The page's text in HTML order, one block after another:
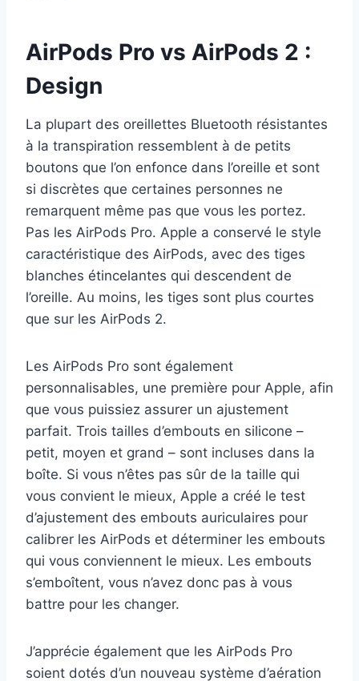
AirPods Pro vs AirPods 2 :
Design
La plupart des oreillettes Bluetooth résistantes
à la transpiration ressemblent à de petits
boutons que l’on enfonce dans l’oreille et sont
si discrètes que certaines personnes ne
remarquent même pas que vous les portez.
Pas les AirPods Pro. Apple a conservé le style
caractéristique des AirPods, avec des tiges
blanches étincelantes qui descendent de
l’oreille. Au moins, les tiges sont plus courtes
que sur les AirPods 2.
Les AirPods Pro sont également
personnalisables, une première pour Apple, afin
que vous puissiez assurer un ajustement
parfait. Trois tailles d’embouts en silicone –
petit, moyen et grand – sont incluses dans la
boîte. Si vous n’êtes pas sûr de la taille qui
vous convient le mieux, Apple a créé le test
d’ajustement des embouts auriculaires pour
calibrer les AirPods et déterminer les embouts
qui vous conviennent le mieux. Les embouts
s’emboîtent, vous n’avez donc pas à vous
battre pour les changer.
J’apprécie également que les AirPods Pro
soient dotés d’un nouveau système d’aération